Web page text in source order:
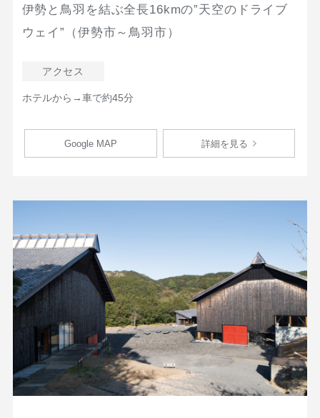
伊勢と鳥羽を結ぶ全長16kmの”天空のドライブ
ウェイ”（伊勢市～鳥羽市）
アクセス
ホテルから→車で約45分
Google MAP 詳細を見る